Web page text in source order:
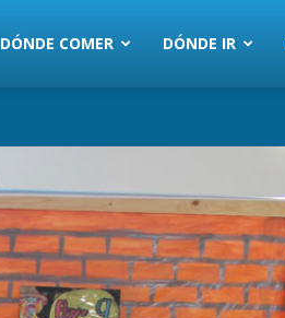
DÓNDE COMER DÓNDE IR